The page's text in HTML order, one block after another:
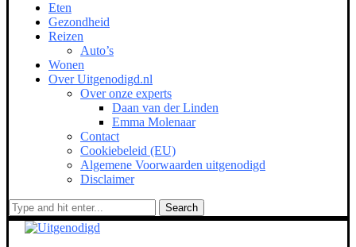
Eten
Gezondheid
Reizen
Auto’s
Wonen
Over Uitgenodigd.nl
Over onze experts
Daan van der Linden
Emma Molenaar
Contact
Cookiebeleid (EU)
Algemene Voorwaarden uitgenodigd
Disclaimer
Search